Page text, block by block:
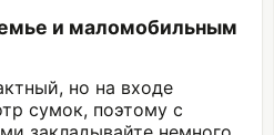
и маломобильным
но на входе
сумок, поэтому с